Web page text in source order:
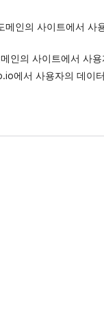
인의 사이트에서 사
인의 사이트에서 사용
에서 사용자의 데이